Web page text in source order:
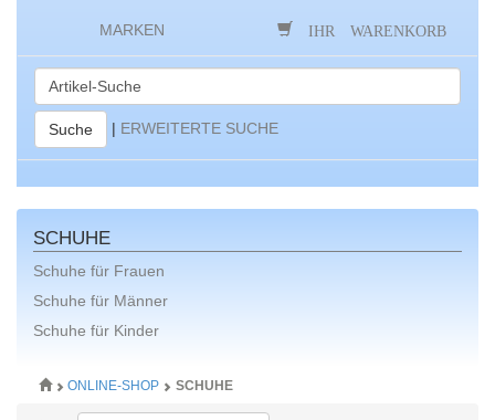
MARKEN IHR WARENKORB
Suche | ERWEITERTE SUCHE
SCHUHE
Schuhe für Frauen
Schuhe für Männer
Schuhe für Kinder
ONLINE-SHOP SCHUHE